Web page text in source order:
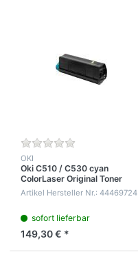
OKI
Oki C510 / C530 cyan
ColorLaser Original Toner
Kartusche für 5.000 Seiten
Artikel Hersteller Nr.: 44469724
sofort lieferbar
149,30 € *